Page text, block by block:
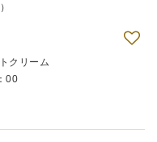
クリーム
00